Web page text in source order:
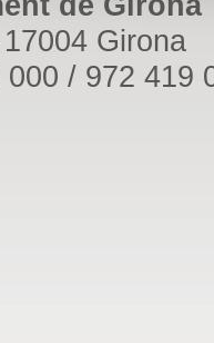
Girona
/ 972 419